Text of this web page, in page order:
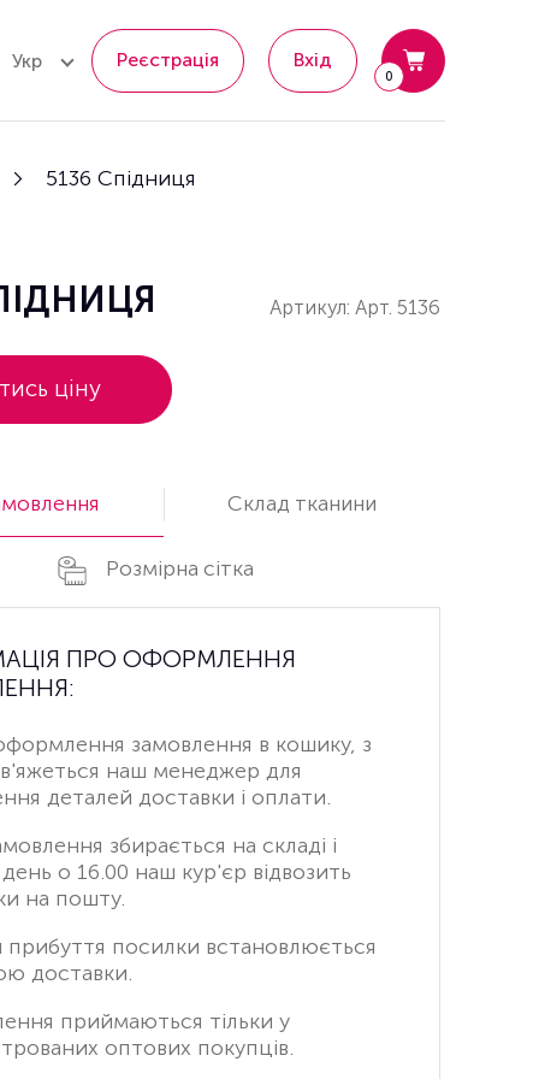
Укр Реєстрація Вхід
0
5136 Спідниця
Артикул: Арт. 5136
ціну
Cклад тканини
Розмірна сітка
ПРО ОФОРМЛЕННЯ
замовлення в кошику, з
наш менеджер для
деталей доставки і оплати.
збирається на складі і
о 16.00 наш кур'єр відвозить
на пошту.
прибуття посилки встановлюється
доставки.
приймаються тільки у
оптових покупців.